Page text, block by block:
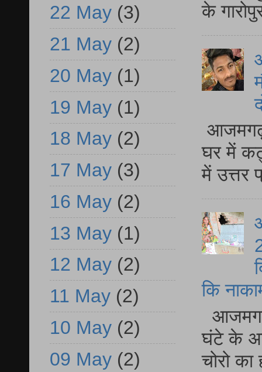
के
घर में
में
कि
घंटे के
चोरो
22 May (3)
21 May (2)
20 May (1)
19 May (1)
18 May (2)
17 May (3)
16 May (2)
13 May (1)
12 May (2)
11 May (2)
10 May (2)
09 May (2)